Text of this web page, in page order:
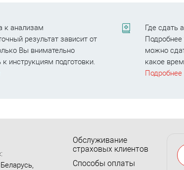
к анализам
результат зависит от
Вы внимательно
к инструкциям подготовки.
Где сдать
Подробнее
можно
какое
Подробнее
,
Обслуживание
страховых клиентов
Способы оплаты